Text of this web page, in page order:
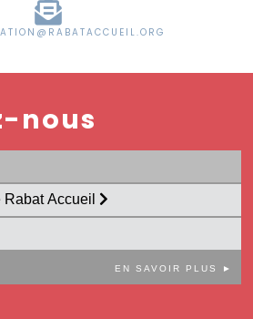
nous
Accueil
EN SAVOIR PLUS ►